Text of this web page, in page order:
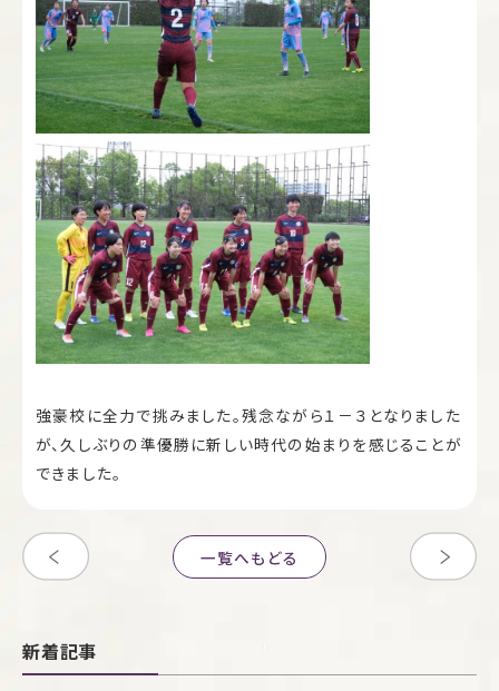
強豪校に全力で挑みました。残念ながら１－３となりました
が、久しぶりの準優勝に新しい時代の始まりを感じることが
できました。
一覧へもどる
新着記事